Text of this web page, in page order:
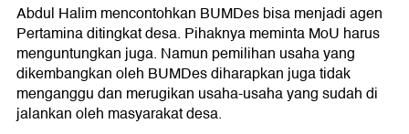
Abdul Halim mencontohkan BUMDes bisa menjadi agen
Pertamina ditingkat desa. Pihaknya meminta MoU harus
menguntungkan juga. Namun pemilihan usaha yang
dikembangkan oleh BUMDes diharapkan juga tidak
menganggu dan merugikan usaha-usaha yang sudah di
jalankan oleh masyarakat desa.